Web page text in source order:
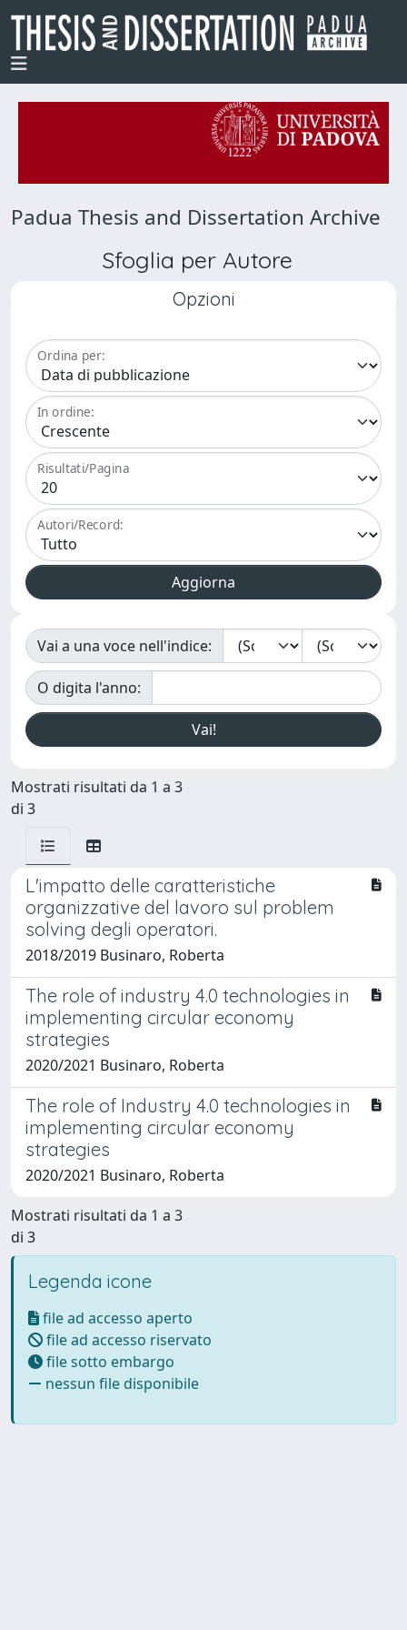
Padua Thesis and Dissertation Archive
Sfoglia per Autore
Opzioni
Ordina per:
In ordine:
Risultati/Pagina
Autori/Record:
Vai a una voce nell'indice:
O digita l'anno:
Mostrati risultati da 1 a 3
di 3
L'impatto delle caratteristiche
organizzative del lavoro sul problem
solving degli operatori.
2018/2019 Businaro, Roberta
The role of industry 4.0 technologies in
implementing circular economy
strategies
2020/2021 Businaro, Roberta
The role of Industry 4.0 technologies in
implementing circular economy
strategies
2020/2021 Businaro, Roberta
Mostrati risultati da 1 a 3
di 3
Legenda icone
file ad accesso aperto
file ad accesso riservato
file sotto embargo
nessun file disponibile